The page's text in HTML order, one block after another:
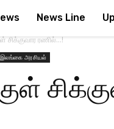
News Line
சிக்குவார ரணில்…!
இலங்கை அரசியல்